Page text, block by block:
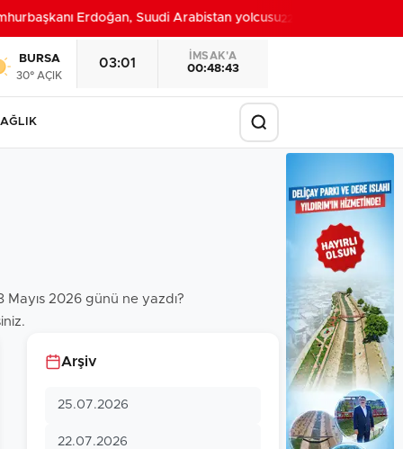
Erdoğan, Suudi Arabistan yolcusu22:32
BURSA
30° AÇIK
03:01
İMSAK'A
00:48:42
2026 günü ne yazdı?
Arşiv
25.07.2026
22.07.2026